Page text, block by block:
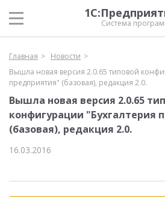
Система
Главная
Новости
Вышла новая версия 2.0.65 типовой
предприятия" (базовая), редакция 2.0.
Вышла новая версия 2.0.65
конфигурации "Бухгалтерия
(базовая), редакция 2.0.
16.03.2016